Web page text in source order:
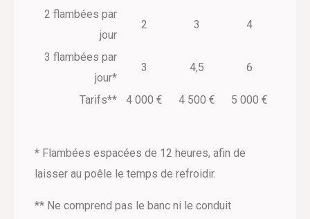
2 flambées par
jour
2 3 4
3 flambées par
jour*
3 4,5 6
Tarifs** 4 000 € 4 500 € 5 000 €
* Flambées espacées de 12 heures, afin de
laisser au poêle le temps de refroidir.
** Ne comprend pas le banc ni le conduit